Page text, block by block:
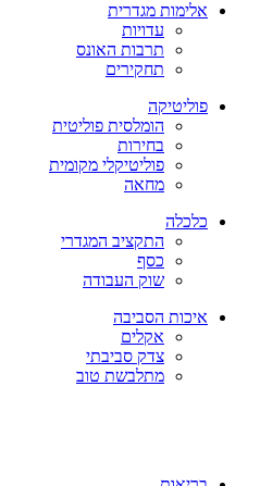
אלימות מגדרית
עדויות
תרבות האונס
תחקירים
פוליטיקה
הומלסית פוליטית
בחירות
פוליטיקלי מקומית
מחאה
כלכלה
התקציב המגדרי
כסף
שוק העבודה
איכות הסביבה
אקלים
צדק סביבתי
מתלבשת טוב